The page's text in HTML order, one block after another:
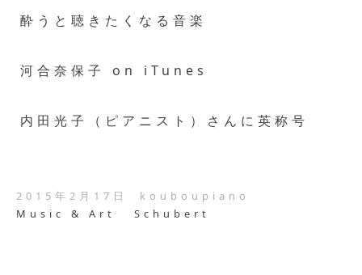
酔うと聴きたくなる音楽
河合奈保子 on iTunes
内田光子（ピアニスト）さんに英称号
2015年2月17日
kouboupiano
Music & Art
Schubert